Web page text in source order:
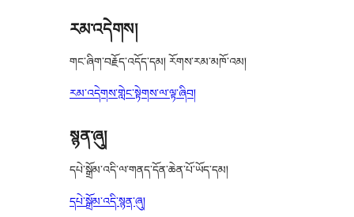
རམ་འདེགས།
གང་ཞིག་བརྗོད་འདོད་དམ། རོགས་རམ་མཁོ་འམ།
རམ་འདེགས་གླེང་སྟེགས་ལ་ལྟ་ཞིབ།
སྙན་ཞུ།
དཔེ་སྒྲོམ་འདི་ལ་གནད་དོན་ཆེན་པོ་ཡོད་དམ།
དཔེ་སྒྲོམ་འདི་སྙན་ཞུ།